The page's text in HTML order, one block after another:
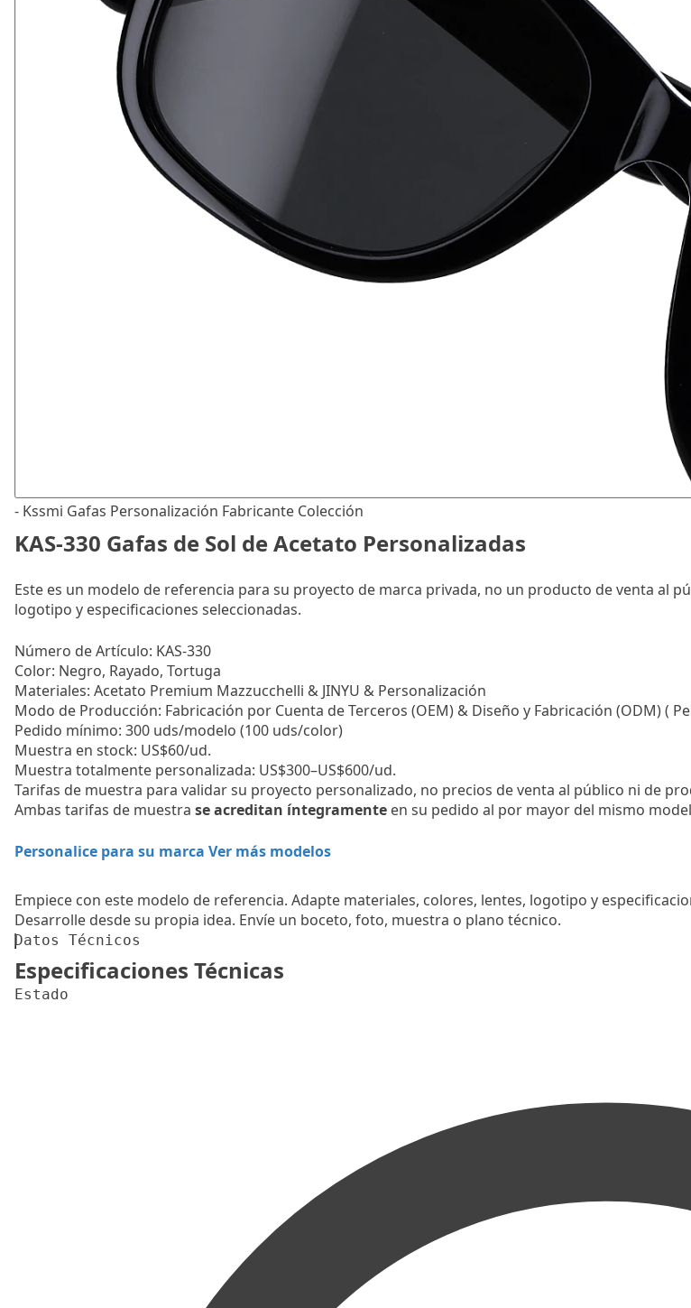
- Kssmi Gafas Personalización Fabricante Colección
KAS-330 Gafas de Sol de Acetato Personalizadas
Este es un modelo de referencia para su proyecto de marca privada, no un producto de venta al
logotipo y especificaciones seleccionadas.
Número de Artículo: KAS-330
Color: Negro, Rayado, Tortuga
Materiales: Acetato Premium Mazzucchelli & JINYU & Personalización
Modo de Producción: Fabricación por Cuenta de Terceros (OEM) & Diseño y Fabricación (ODM) (
Pedido mínimo: 300 uds/modelo (100 uds/color)
Muestra en stock: US$60/ud.
Muestra totalmente personalizada: US$300–US$600/ud.
Tarifas de muestra para validar su proyecto personalizado, no precios de venta al público ni de
Ambas tarifas de muestra se acreditan íntegramente en su pedido al por mayor del mismo
Personalice para su marca Ver más modelos
Empiece con este modelo de referencia. Adapte materiales, colores, lentes, logotipo y
Desarrolle desde su propia idea. Envíe un boceto, foto, muestra o plano técnico.
Datos Técnicos
Especificaciones Técnicas
Estado